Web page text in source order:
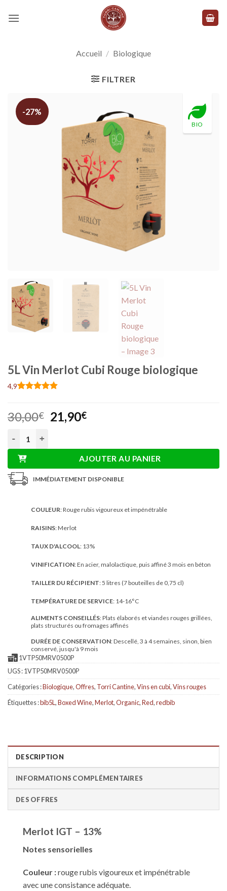
Accueil / Biologique
FILTRER
-27%
BIO
5L Vin Merlot Cubi Rouge biologique
sur
notations
4,9
30,00€ Le
prix
était :
30,00€.
21,90€Le
est :
21,90€.
AJOUTER AU PANIER
IMMÉDIATEMENT DISPONIBLE
COULEUR: Rouge rubis vigoureux et impénétrable
RAISINS: Merlot
TAUX D'ALCOOL: 13%
VINIFICATION: En acier, malolactique, puis affiné 3 mois en béton
TAILLER DU RÉCIPIENT: 5 litres (7 bouteilles de 0,75 cl)
TEMPÉRATURE DE SERVICE: 14-16°C
ALIMENTS CONSEILLÉS: Plats élaborés et viandes rouges grillées,
plats structurés ou fromages affinés
DURÉE DE CONSERVATION: Descellé, 3 à 4 semaines, sinon, bien
conservé, jusqu'à 9 mois
1VTP50MRV0500P
UGS :1VTP50MRV0500P
Catégories :Biologique,Offres, Torri Cantine,Vins en cubi,Vins rouges
Étiquettes :bib5L,Boxed Wine,Merlot,Organic,Red,redbib
DESCRIPTION
INFORMATIONS COMPLÉMENTAIRES
DES OFFRES
Merlot IGT – 13%
Notes sensorielles
Couleur :rouge rubis vigoureux et impénétrable
avec une consistance adéquate.